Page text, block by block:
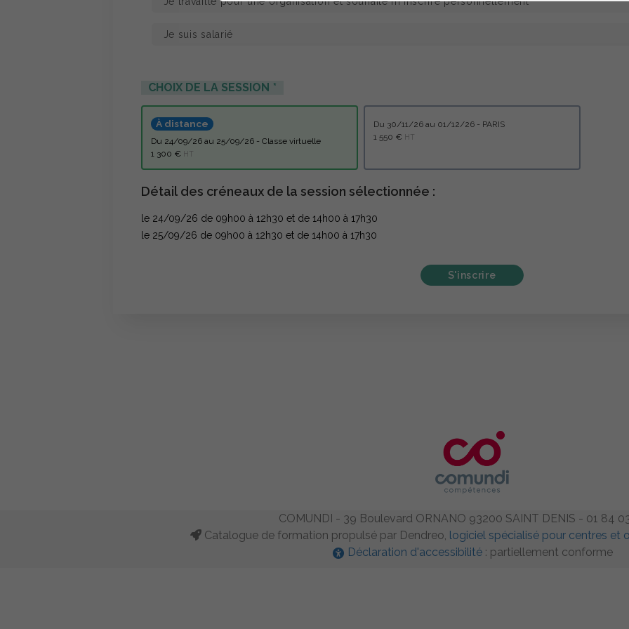
CHOIX DE LA SESSION
À distance
du 24/09/26 au 25/09/26 - Classe virtuelle
1 300 € HT
du 30/11/26 au 01/12/26 - PARIS
1 550 € HT
Détail des créneaux de la session sélectionnée :
le 24/09/26 de 09h00 à 12h30 et de 14h00 à 17h30
le 25/09/26 de 09h00 à 12h30 et de 14h00 à 17h30
S'inscrire
COMUNDI - 39 Boulevard ORNANO 93200 SAINT DENIS - 01 84
Catalogue de formation propulsé par Dendreo, logiciel spécialisé pour centres et
Déclaration d'accessibilité : partiellement conforme